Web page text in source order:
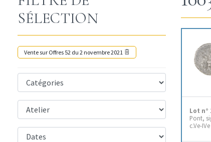
SÉLECTION
Vente sur Offres 52 du 2 novembre 2021
Lot n°
Pont,
c.Ve-